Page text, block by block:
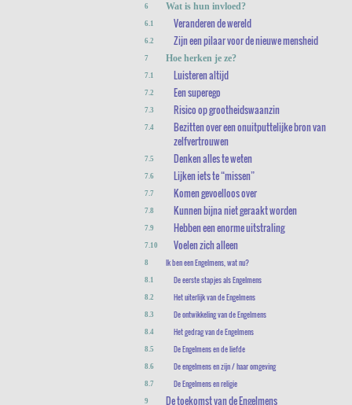
6 Wat is hun invloed?
6.1 Veranderen de wereld
6.2 Zijn een pilaar voor de nieuwe mensheid
7 Hoe herken je ze?
7.1 Luisteren altijd
7.2 Een superego
7.3 Risico op grootheidswaanzin
7.4
Bezitten over een onuitputtelijke bron van
zelfvertrouwen
7.5 Denken alles te weten
7.6 Lijken iets te “missen”
7.7 Komen gevoelloos over
7.8 Kunnen bijna niet geraakt worden
7.9 Hebben een enorme uitstraling
7.10 Voelen zich alleen
8 Ik ben een Engelmens, wat nu?
8.1 De eerste stapjes als Engelmens
8.2 Het uiterlijk van de Engelmens
8.3 De ontwikkeling van de Engelmens
8.4 Het gedrag van de Engelmens
8.5 De Engelmens en de liefde
8.6 De engelmens en zijn / haar omgeving
8.7 De Engelmens en religie
9 De toekomst van de Engelmens